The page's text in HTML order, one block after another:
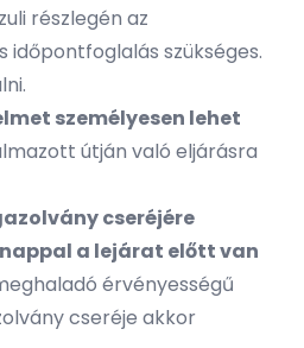
részlegén az
időpontfoglalás szükséges.
személyesen lehet
útján való eljárásra
cseréjére
a lejárat előtt van
érvényességű
cseréje akkor